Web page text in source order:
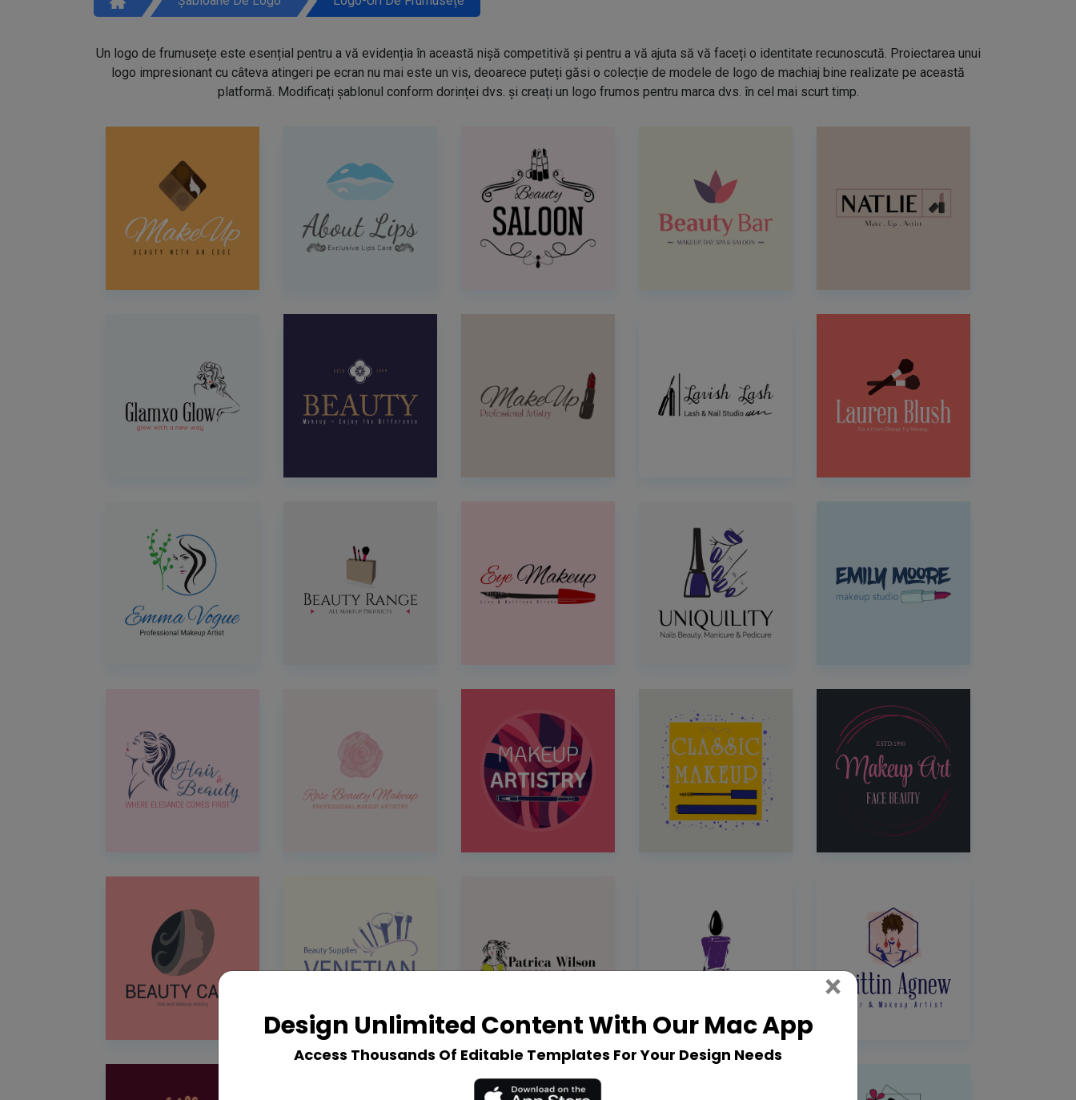
Un logo de frumusețe este esențial pentru a vă evidenția în această nișă competitivă și pentru a vă ajuta să vă faceți o identitate recunoscută. Proiectarea unui
logo impresionant cu câteva atingeri pe ecran nu mai este un vis, deoarece puteți găsi o colecție de modele de logo de machiaj bine realizate pe această
platformă. Modificați șablonul conform dorinței dvs. și creați un logo frumos pentru marca dvs. în cel mai scurt timp.
Design Unlimited Content With Our Mac App
Access Thousands Of Editable Templates For Your Design Needs
× Close